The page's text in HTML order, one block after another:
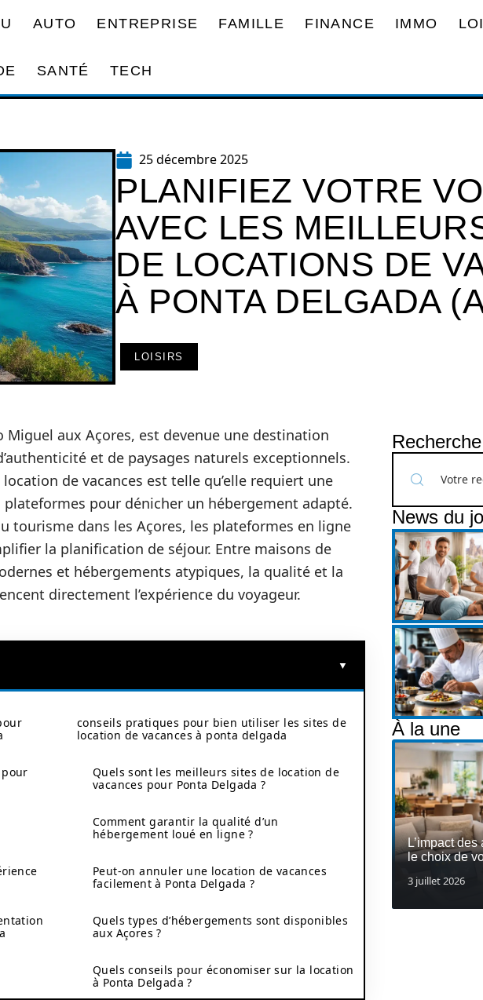
AUTO ENTREPRISE FAMILLE FINANCE IMMO
SANTÉ TECH
25 décembre 2025
PLANIFIEZ VOTRE
AVEC LES
DE LOCATIONS DE
À PONTA DELGADA
LOISIRS
Miguel aux Açores, est devenue une destination
et de paysages naturels exceptionnels.
de vacances est telle qu’elle requiert une
pour dénicher un hébergement adapté.
tourisme dans les Açores, les plateformes en ligne
la planification de séjour. Entre maisons de
et hébergements atypiques, la qualité et la
directement l’expérience du voyageur.
conseils pratiques pour bien utiliser les sites de
location de vacances à ponta delgada
Quels sont les meilleurs sites de location de
vacances pour Ponta Delgada ?
Comment garantir la qualité d’un
hébergement loué en ligne ?
Peut-on annuler une location de vacances
facilement à Ponta Delgada ?
Quels types d’hébergements sont disponibles
aux Açores ?
Quels conseils pour économiser sur la location
à Ponta Delgada ?
Recherche
News du
À la une
L’impact
le choix de
3 juillet 2026